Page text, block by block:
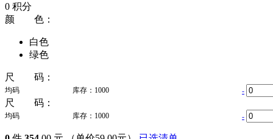
0 积分
颜 色：
白色
绿色
尺 码：
均码 库存：1000 -
尺 码：
均码 库存：1000 -